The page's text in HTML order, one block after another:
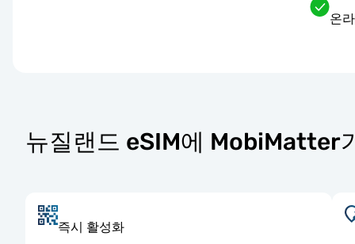
온
뉴질랜드 eSIM에 MobiMatter
즉시 활성화